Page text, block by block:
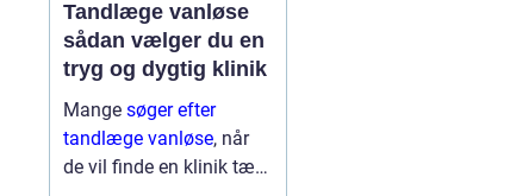
Tandlæge vanløse
sådan vælger du en
tryg og dygtig klinik
Mange søger efter
tandlæge vanløse, når
de vil finde en klinik tæt